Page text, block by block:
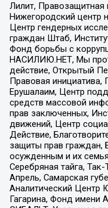
Лилит, Правозащитная
Нижегородский центр
Центр гендерных
граждан Штаб,
Фонд борьбы с
НАСИЛИЮ.НЕТ, Мы
действие, Открытый
Правовая
Ерушалаим, Центр
средств массовой
прав заключенных,
движений, Центр
Действие,
защиты прав граждан,
осужденным и их
Серебряная тайга,
Апрель, Самарская
Аналитический Центр
Гагарина, Фонд имени